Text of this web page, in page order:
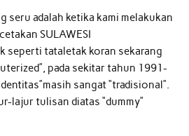
seru adalah ketika kami melakukan
SULAWESI
seperti tataletak koran sekarang
pada sekitar tahun 1991-
sangat “tradisional”.
lajur tulisan diatas “dummy”